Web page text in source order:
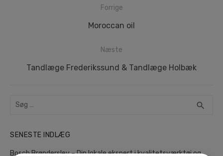
Indlægsnavigation
Forrige
Forrige
Moroccan oil
Næste
Næste
Tandlæge Frederikssund & Tandlæge Holbæk
Search
search
SENESTE INDLÆG
Bosch Brønderslev – Din lokale ekspert i kvalitetsværktøj og